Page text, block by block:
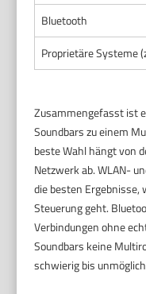
Bluetooth
Proprietäre Systeme
Zusammengefasst ist
Soundbars zu einem
beste Wahl hängt von
Netzwerk ab. WLAN-
die besten
Steuerung geht.
Verbindungen ohne
Soundbars keine
schwierig bis